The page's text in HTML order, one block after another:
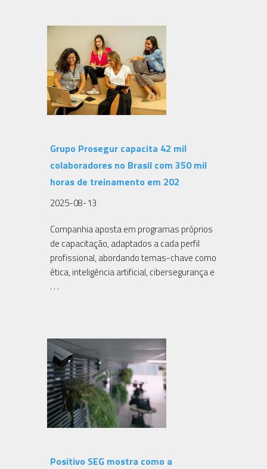
Grupo Prosegur capacita 42 mil
colaboradores no Brasil com 350 mil
horas de treinamento em 202
2025-08-13
Companhia aposta em programas próprios
de capacitação, adaptados a cada perfil
profissional, abordando temas-chave como
ética, inteligência artificial, cibersegurança e
. . .
Positivo SEG mostra como a